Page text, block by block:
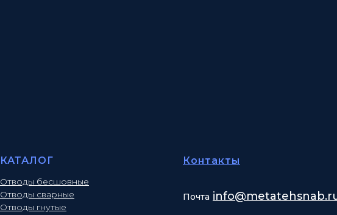
КАТАЛОГ
Отводы бесшовные
Отводы сварные
Отводы гнутые
Контакты
Почта info